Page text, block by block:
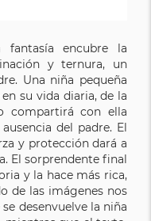
encubre la
y ternura, un
Una niña pequeña
su vida diaria, de la
compartirá con ella
del padre. El
y protección dará a
El sorprendente final
y la hace más rica,
de las imágenes nos
desenvuelve la niña